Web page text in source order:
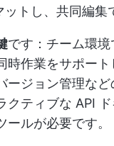
トし、共同編集
です：チーム環
時作業をサポート
ージョン管理など
クティブな API
ールが必要です。